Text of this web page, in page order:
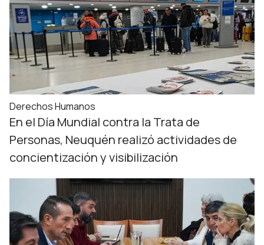
Derechos Humanos
En el Día Mundial contra la Trata de
Personas, Neuquén realizó actividades de
concientización y visibilización